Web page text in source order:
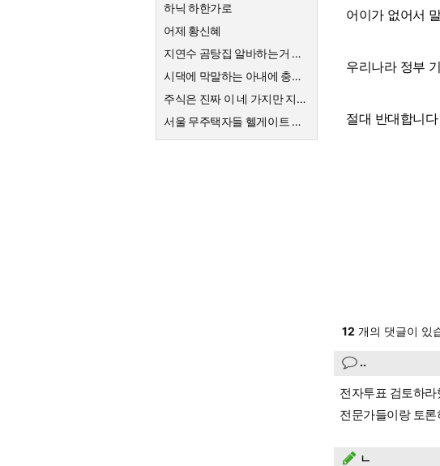
하닉 하한가로
어제 황신혜
지연수 곰탕집 알바하는거 대단해요
시댁에 막말하는 아내에 충격받은 스튜디오
주식은 진짜 이 네 가지만 지키면 돈벌더라구요
서울 무주택자들 헬게이트 열리네요
어이가 없어서
우리나라 정부
절대 반대합니다
12 개의 댓글이 있
..
전자투표 검토하
전문가들이랑 토
ㄴ